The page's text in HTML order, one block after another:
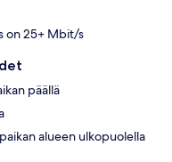
on 25+ Mbit/s
päällä
alueen ulkopuolella